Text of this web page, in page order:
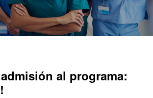
al programa: